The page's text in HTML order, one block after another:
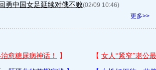
勇中国女足延续对俄不败(02/09 10:46)
更多>>